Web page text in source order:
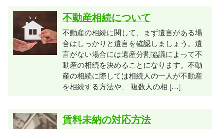
不動産相続について
不動産の相続に関して、まず遺言がある場
合はしっかりと遺言を確認しましょう。遺
言がない場合には遺産分割協議によって不
動産の相続を決めることになります。不動
産の相続に際しては相続人の一人が不動産
を相続する方法や、 複数人の相 […]
賃料未納の対応方法